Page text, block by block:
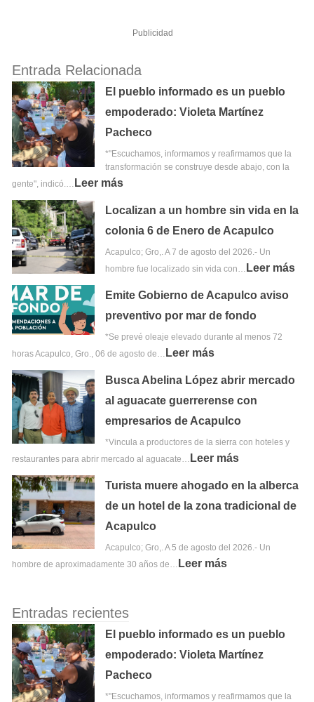
Publicidad
Entrada Relacionada
El pueblo informado es un pueblo
empoderado: Violeta Martínez
Pacheco
*"Escuchamos, informamos y reafirmamos que la
transformación se construye desde abajo, con la
gente", indicó.…
Leer más
Localizan a un hombre sin vida en la
colonia 6 de Enero de Acapulco
Acapulco; Gro,. A 7 de agosto del 2026.- Un
hombre fue localizado sin vida con…
Leer más
Emite Gobierno de Acapulco aviso
preventivo por mar de fondo
*Se prevé oleaje elevado durante al menos 72
horas Acapulco, Gro., 06 de agosto de…
Leer más
Busca Abelina López abrir mercado
al aguacate guerrerense con
empresarios de Acapulco
*Vincula a productores de la sierra con hoteles y
restaurantes para abrir mercado al aguacate…
Leer más
Turista muere ahogado en la alberca
de un hotel de la zona tradicional de
Acapulco
Acapulco; Gro,. A 5 de agosto del 2026.- Un
hombre de aproximadamente 30 años de…
Leer más
Entradas recientes
El pueblo informado es un pueblo
empoderado: Violeta Martínez
Pacheco
*"Escuchamos, informamos y reafirmamos que la